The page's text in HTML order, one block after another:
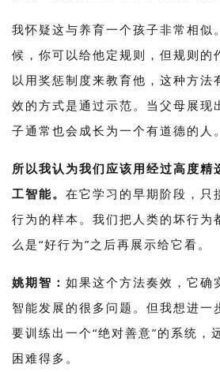
我怀疑这与养育一个孩子非常相似
候，你可以给他定规则，但规则的
以用奖惩制度来教育他，这种方法
效的方式是通过示范。当父母展现
子通常也会成长为一个有道德的人。
所以我认为我们应该用经过高度精
工智能。 在它学习的早期阶段，只
行为的样本。我们把人类的坏行为
么是“好行为”之后再展示给它看。
姚期智： 如果这个方法奏效，它确
智能发展的很多问题。但我想进一
要训练出一个“绝对善意”的系统，
困难得多。